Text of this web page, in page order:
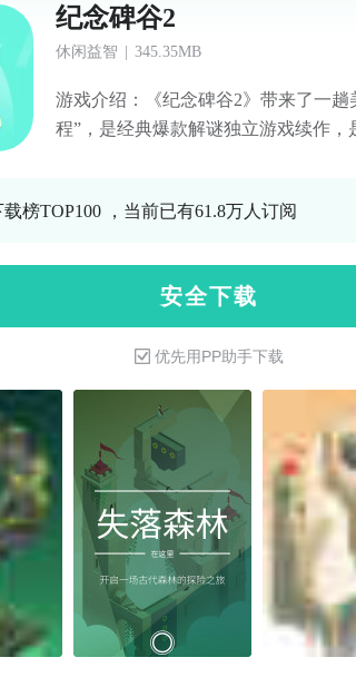
纪念碑谷2
休闲益智 345.35MB
游戏介绍：《纪念碑谷2》带来了一趟
程”，是经典爆款解谜独立游戏续作，
全新互动式角色解密，探索角色之间的动态转
载榜TOP100 ，当前已有61.8万人订阅
安 全 下 载
优先用PP助手下载